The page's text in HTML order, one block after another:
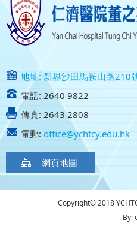
地址: 新界沙田馬鞍山路210
電話: 2640 9822
傳真: 2643 2808
電郵: office@ychtcy.edu.hk
網頁地圖
Copyright© 2018
By: